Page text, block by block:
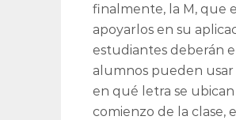
finalmente, la M, que
apoyarlos en su
estudiantes deberán
alumnos pueden
en qué letra se ubican
comienzo de la clase,